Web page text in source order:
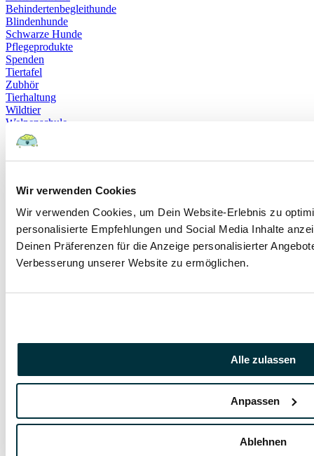
Wir verwenden Cookies
Wir verwenden Cookies, um Dein Website-Erlebnis zu
personalisierte Empfehlungen und Social Media Inhalte
Deinen Präferenzen für die Anzeige personalisierter
Verbesserung unserer Website zu ermöglichen.
Alle zulassen
Anpassen
Ablehnen
Behindertenbegleithunde
Blindenhunde
Schwarze Hunde
Pflegeprodukte
Spenden
Tiertafel
Zubhör
Tierhaltung
Wildtier
Welpenschule
große Hunderasse
Weißer Hund
Adoption
Boxer
Englische Bulldogge
Goldendoodle
Augenerkrankungen
Epilepsie
kinderlieb
Katzen OP-Schutz
MRT
Röntgen
Chinese Crested